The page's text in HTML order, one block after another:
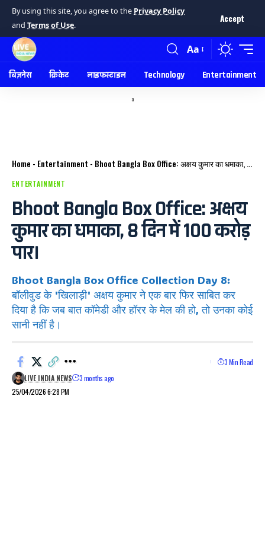
By using this site, you agree to the Privacy Policy
and Terms of Use.
Accept
Aa
बिज़नेस क्रिकेट लाइफस्टाइल Technology Entertainment
a
Home - Entertainment - Bhoot Bangla Box Office: अक्षय कुमार का धमाका, 8 दिन में 100 करोड़ पार।
ENTERTAINMENT
Bhoot Bangla Box Office: अक्षय
कुमार का धमाका, 8 दिन में 100 करोड़
पार।
Bhoot Bangla Box Office Collection Day 8:
बॉलीवुड के 'खिलाड़ी' अक्षय कुमार ने एक बार फिर साबित कर
दिया है कि जब बात कॉमेडी और हॉरर के मेल की हो, तो उनका कोई
सानी नहीं है।
25/04/2026 6:28 PM
LIVE INDIA NEWS 3 months ago
3 Min Read